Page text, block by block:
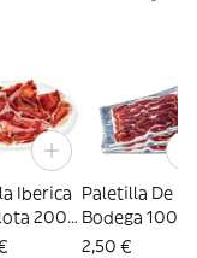
Iberica
200
Paletilla De
Bodega 100
2,50 €